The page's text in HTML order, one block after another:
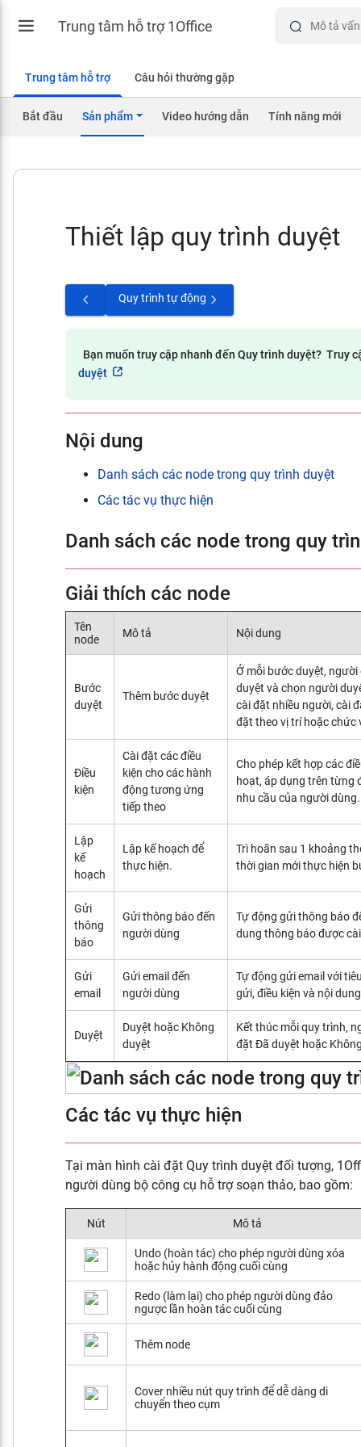
Trung tâm hỗ trợ 1Office
Trung tâm hỗ trợ Câu hỏi thường gặp
Bắt đầu Sản phẩm Video hướng dẫn Tính năng mới
Thiết lập quy trình duyệt
Quy trình tự động
Bạn muốn truy cập nhanh đến Quy trình duyệt? Truy
duyệt
Nội dung
Danh sách các node trong quy trình duyệt
Các tác vụ thực hiện
Danh sách các node trong quy
Giải thích các node
Tên
node
Mô tả Nội dung
Bước
duyệt
Thêm bước duyệt
Ở mỗi bước duyệt,
duyệt và chọn người
cài đặt nhiều người, cài
đặt theo vị trí hoặc chức
Điều
kiện
Cài đặt các điều
kiện cho các hành
động tương ứng
tiếp theo
Cho phép kết hợp các
hoạt, áp dụng trên từng
nhu cầu của người
Lập
kế
hoạch
Lập kế hoạch để
thực hiện.
Trì hoãn sau 1 khoảng
thời gian mới thực hiện
Gửi
thông
báo
Gửi thông báo đến
người dùng
Tự động gửi thông báo
dung thông báo được
Gửi
email
Gửi email đến
người dùng
Tự động gửi email với
gửi, điều kiện và nội
Duyệt
Duyệt hoặc Không
duyệt
Kết thúc mỗi quy trình,
đặt Đã duyệt hoặc
Các tác vụ thực hiện
Tại màn hình cài đặt Quy trình duyệt đối tượng,
người dùng bộ công cụ hỗ trợ soạn thảo, bao gồm:
Nút Mô tả
Undo (hoàn tác) cho phép người dùng xóa
hoặc hủy hành động cuối cùng
Redo (làm lại) cho phép người dùng đảo
ngược lần hoàn tác cuối cùng
Thêm node
Cover nhiều nút quy trình để dễ dàng di
chuyển theo cụm